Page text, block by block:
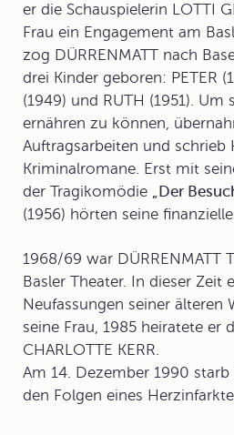
er die Schauspielerin LOTTI
Frau ein Engagement am
zog DÜRRENMATT nach
drei Kinder geboren: PETER
(1949) und RUTH (1951). Um
ernähren zu können,
Auftragsarbeiten und schrieb
Kriminalromane. Erst mit
der Tragikomödie „Der
(1956) hörten seine
1968/69 war DÜRRENMATT
Basler Theater. In dieser Zeit
Neufassungen seiner älteren
seine Frau, 1985 heiratete er
CHARLOTTE KERR.
Am 14. Dezember 1990 starb
den Folgen eines